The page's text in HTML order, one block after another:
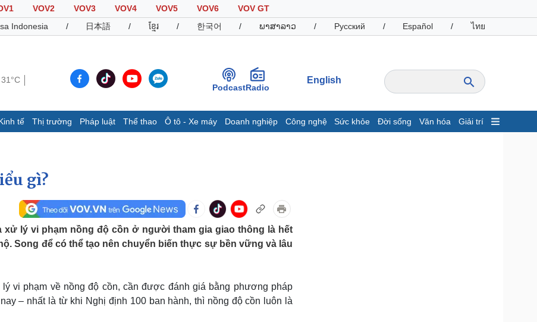
VOV2 VOV3 VOV4 VOV5 VOV6
VOV GT
Indonesia / 日本語 / ខ្មែរ / 한국어 / ພາສາລາວ / Русский / Español / ไทย
31°C
PodcastRadio
English
tế Thị trường Pháp luật Thể thao Ô tô - Xe máy Doanh nghiệp Công nghệ Sức khỏe Đời sống Văn hóa Giải trí
Cuộc sống đó đây
Hồ sơ
Infographic
Thể thao
Thế giới thể thao
eSports
Ô tô - Xe máy
Tư vấn
Doanh nghiệp
Doanh nhân
Vì cộng đồng
gì?
xử lý vi phạm nồng độ cồn ở người tham gia giao thông là hết
Song để có thể tạo nên chuyển biến thực sự bền vững và lâu
vi phạm về nồng độ cồn, cần được đánh giá bằng phương pháp
– nhất là từ khi Nghị định 100 ban hành, thì nồng độ cồn luôn là